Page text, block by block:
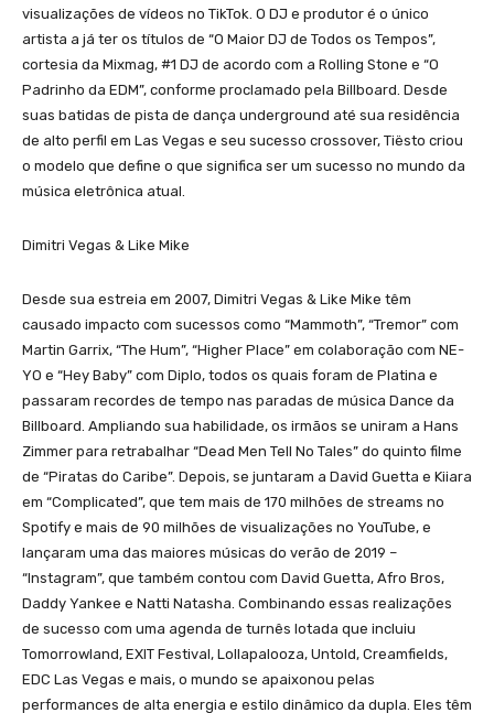
visualizações de vídeos no TikTok. O DJ e produtor é o único
artista a já ter os títulos de “O Maior DJ de Todos os Tempos”,
cortesia da Mixmag, #1 DJ de acordo com a Rolling Stone e “O
Padrinho da EDM”, conforme proclamado pela Billboard. Desde
suas batidas de pista de dança underground até sua residência
de alto perfil em Las Vegas e seu sucesso crossover, Tiësto criou
o modelo que define o que significa ser um sucesso no mundo da
música eletrônica atual.
Dimitri Vegas & Like Mike
Desde sua estreia em 2007, Dimitri Vegas & Like Mike têm
causado impacto com sucessos como “Mammoth”, “Tremor” com
Martin Garrix, “The Hum”, “Higher Place” em colaboração com NE-
YO e “Hey Baby” com Diplo, todos os quais foram de Platina e
passaram recordes de tempo nas paradas de música Dance da
Billboard. Ampliando sua habilidade, os irmãos se uniram a Hans
Zimmer para retrabalhar “Dead Men Tell No Tales” do quinto filme
de “Piratas do Caribe”. Depois, se juntaram a David Guetta e Kiiara
em “Complicated”, que tem mais de 170 milhões de streams no
Spotify e mais de 90 milhões de visualizações no YouTube, e
lançaram uma das maiores músicas do verão de 2019 –
“Instagram”, que também contou com David Guetta, Afro Bros,
Daddy Yankee e Natti Natasha. Combinando essas realizações
de sucesso com uma agenda de turnês lotada que incluiu
Tomorrowland, EXIT Festival, Lollapalooza, Untold, Creamfields,
EDC Las Vegas e mais, o mundo se apaixonou pelas
performances de alta energia e estilo dinâmico da dupla. Eles têm